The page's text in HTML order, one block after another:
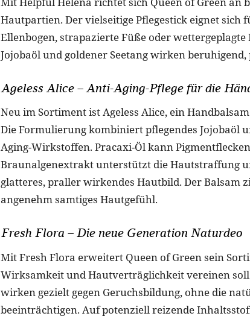
Hautpartien. Der vielseitige Pflegestick eignet sich
Ellenbogen, strapazierte Füße oder
Jojobaöl und goldener Seetang wirken
Ageless Alice – Anti-Aging-Pflege für die
Neu im Sortiment ist Ageless Alice, ein
Die Formulierung kombiniert pflegendes Jojobaöl
Aging-Wirkstoffen. Pracaxi-Öl kann
Braunalgenextrakt unterstützt die Hautstraffung
glatteres, praller wirkendes Hautbild. Der Balsam
angenehm samtiges Hautgefühl.
Fresh Flora – Die neue Generation Naturdeo
Mit Fresh Flora erweitert Queen of Green sein
Wirksamkeit und Hautverträglichkeit vereinen
wirken gezielt gegen Geruchsbildung, ohne die
beeinträchtigen. Auf potenziell reizende